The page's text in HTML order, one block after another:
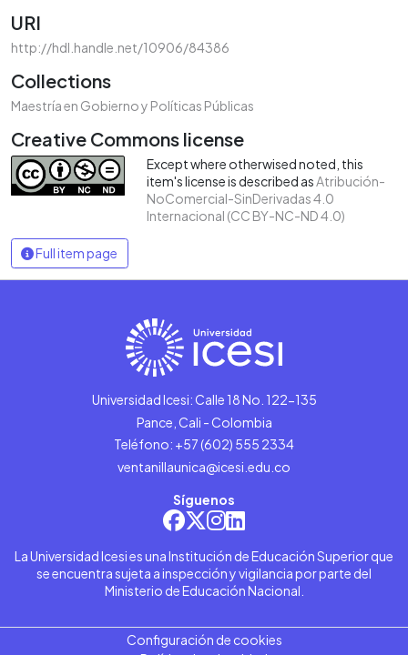
URI
http://hdl.handle.net/10906/84386
Collections
Maestría en Gobierno y Políticas Públicas
Creative Commons license
Except where otherwised noted, this
item's license is described asAtribución-
NoComercial-SinDerivadas 4.0
Internacional (CC BY-NC-ND 4.0)
Full item page
Universidad Icesi: Calle 18 No. 122-135
Pance, Cali - Colombia
Teléfono: +57 (602) 555 2334
ventanillaunica@icesi.edu.co
Síguenos
La Universidad Icesi es una Institución de Educación Superior que
se encuentra sujeta a inspección y vigilancia por parte del
Ministerio de Educación Nacional.
Configuración de cookies